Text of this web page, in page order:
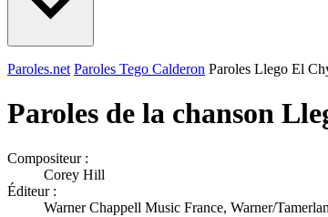
Paroles.net Paroles Tego Calderon Paroles Llego El
Paroles de la chanson
Compositeur :
Corey Hill
Éditeur :
Warner Chappell Music France, Warner/